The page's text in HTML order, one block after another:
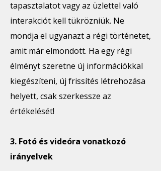
tapasztalatot vagy az üzlettel való
interakciót kell tükrözniük. Ne
mondja el ugyanazt a régi történetet,
amit már elmondott. Ha egy régi
élményt szeretne új információkkal
kiegészíteni, új frissítés létrehozása
helyett, csak szerkessze az
értékelését!
3. Fotó és videóra vonatkozó
irányelvek